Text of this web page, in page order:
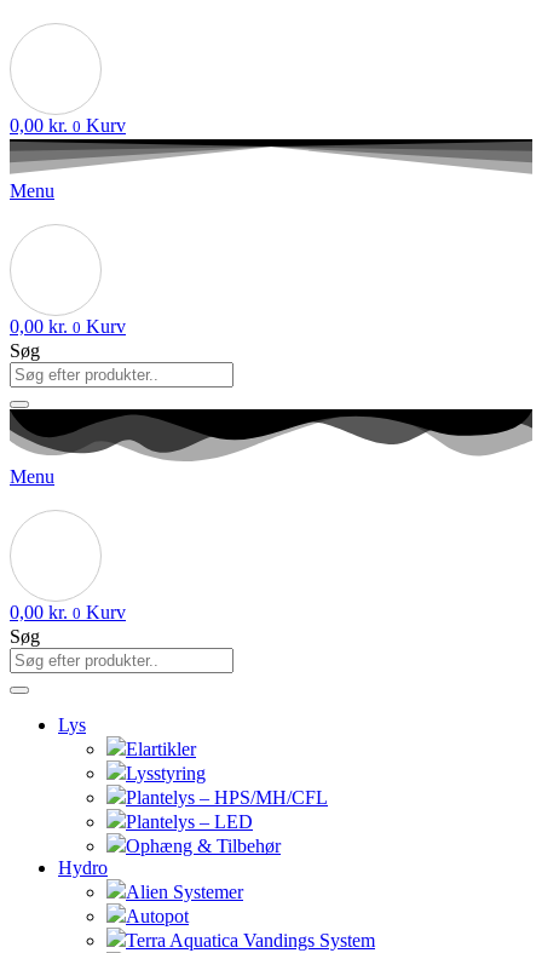
0,00 kr. 0 Kurv
Menu
0,00 kr. 0 Kurv
Søg
Menu
0,00 kr. 0 Kurv
Søg
Lys
Elartikler
Lysstyring
Plantelys – HPS/MH/CFL
Plantelys – LED
Ophæng & Tilbehør
Hydro
Alien Systemer
Autopot
Terra Aquatica Vandings System